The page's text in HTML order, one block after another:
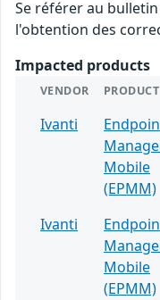
Se référer au
l'obtention des
Impacted products
VENDOR PRODUCT
Ivanti
Mobile
(EPMM)
Ivanti
Mobile
(EPMM)